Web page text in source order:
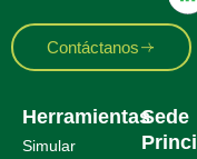
Contáctanos
Herramientas
Simular
Sede